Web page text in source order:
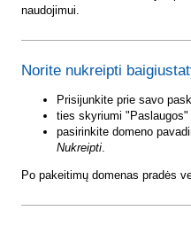
naudojimui.
Norite nukreipti
Prisijunkite prie savo
ties skyriumi
pasirinkite domeno
Nukreipti.
Po pakeitimų domenas pradės